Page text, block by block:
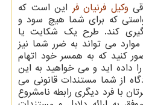
وکیل فرنیان فر این است که
که برای شما هیچ سود و
کند. طرح یک شکایت یا
می تواند به ضرر شما نیز
کنید که به همسر خود اتهام
داده اید و می خواهید به این
از شما مستندات قانونی می
با فرد دیگری رابطه نامشروع